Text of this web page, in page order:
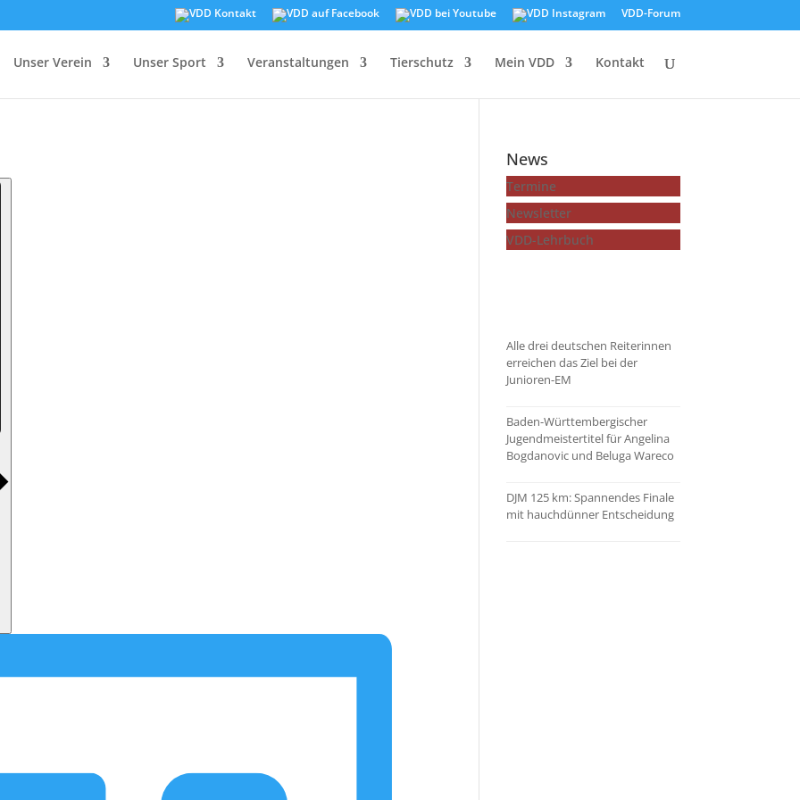
VDD-Forum
Unser Verein Unser Sport Veranstaltungen Tierschutz Mein VDD Kontakt
News
Termine
Newsletter
VDD-Lehrbuch
Alle drei deutschen Reiterinnen
erreichen das Ziel bei der
Junioren-EM
Baden-Württembergischer
Jugendmeistertitel für Angelina
Bogdanovic und Beluga Wareco
DJM 125 km: Spannendes Finale
mit hauchdünner Entscheidung